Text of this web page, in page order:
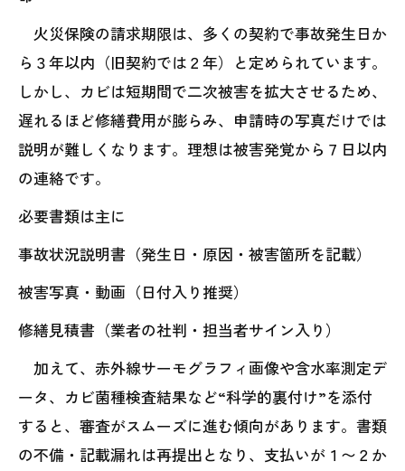
火災保険の請求期限は、多くの契約で事故発生日か
ら３年以内（旧契約では２年）と定められています。
しかし、カビは短期間で二次被害を拡大させるため、
遅れるほど修繕費用が膨らみ、申請時の写真だけでは
説明が難しくなります。理想は被害発覚から７日以内
の連絡です。
必要書類は主に
事故状況説明書（発生日・原因・被害箇所を記載）
被害写真・動画（日付入り推奨）
修繕見積書（業者の社判・担当者サイン入り）
加えて、赤外線サーモグラフィ画像や含水率測定デ
ータ、カビ菌種検査結果など“科学的裏付け”を添付
すると、審査がスムーズに進む傾向があります。書類
の不備・記載漏れは再提出となり、支払いが１〜２か